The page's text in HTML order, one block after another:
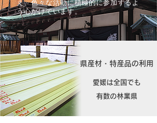
え、色々な活動に積極的に参加するよ
う心がけています。
県産材・特産品の利用
愛媛は全国でも
有数の林業県